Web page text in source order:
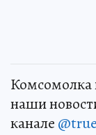
Комсомолка
наши
канале